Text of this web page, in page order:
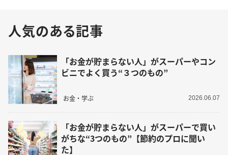
人気のある記事
「お金が貯まらない人」がスーパーやコン
ビニでよく買う“３つのもの”
お金・学ぶ 2026.06.07
「お金が貯まらない人」がスーパーで買い
がちな“3つのもの”【節約のプロに聞い
た】